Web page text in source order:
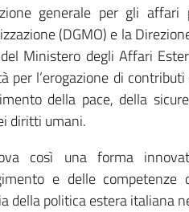
generale per gli affari
(DGMO) e la
del Ministero degli Affari
per l’erogazione di
della pace, della
diritti umani.
così una forma
e delle
della politica estera italiana